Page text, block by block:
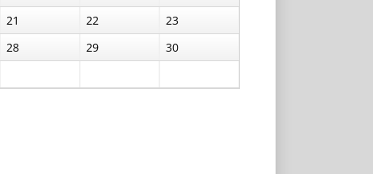
21 22
23
28 29
30